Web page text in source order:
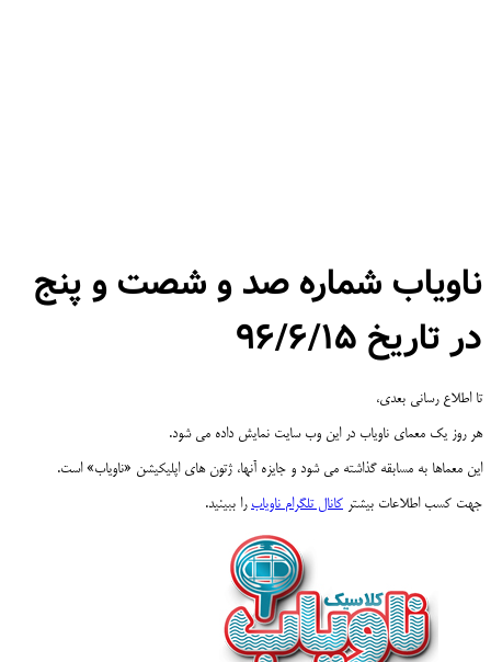
ناویاب شماره صد و شصت و پنج
در تاریخ ۹۶/۶/۱۵
تا اطلاع رسانی بعدی،
هر روز یک معمای ناویاب در این وب سایت نمایش داده می شود.
این معماها به مسابقه گذاشته می شود و جایزه آنها، ژتون های اپلیکیشن «ناویاب» است.
جهت کسب اطلاعات بیشتر کانال تلگرام ناویاب را ببینید.